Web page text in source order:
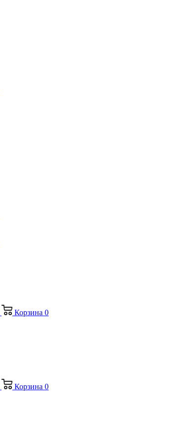
Корзина 0
Корзина 0